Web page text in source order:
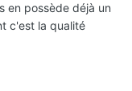
en possède déjà un
c'est la qualité